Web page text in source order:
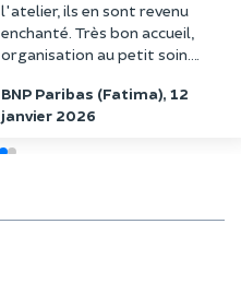
l'atelier, ils en sont revenu
enchanté. Très bon accueil,
organisation au petit soin.
qualité, au point de noter
l'adresse dans nos tablettes
BNP Paribas (Fatima), 12
janvier 2026